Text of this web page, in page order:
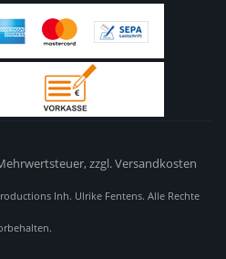
zzgl. Versandkosten
Inh. Ulrike Fentens. Alle Rechte